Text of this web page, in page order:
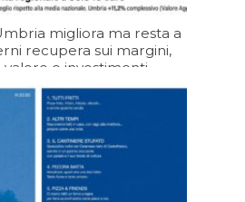
migliora ma resta a
recupera sui margini,
valore e investimenti